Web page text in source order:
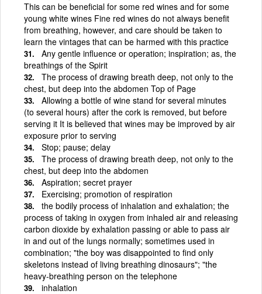
This can be beneficial for some red wines and for some
young white wines Fine red wines do not always benefit
from breathing, however, and care should be taken to
learn the vintages that can be harmed with this practice
Any gentle influence or operation; inspiration; as, the
breathings of the Spirit
The process of drawing breath deep, not only to the
chest, but deep into the abdomen Top of Page
Allowing a bottle of wine stand for several minutes
(to several hours) after the cork is removed, but before
serving it It is believed that wines may be improved by air
exposure prior to serving
Stop; pause; delay
The process of drawing breath deep, not only to the
chest, but deep into the abdomen
Aspiration; secret prayer
Exercising; promotion of respiration
the bodily process of inhalation and exhalation; the
process of taking in oxygen from inhaled air and releasing
carbon dioxide by exhalation passing or able to pass air
in and out of the lungs normally; sometimes used in
combination; "the boy was disappointed to find only
skeletons instead of living breathing dinosaurs"; "the
heavy-breathing person on the telephone
inhalation